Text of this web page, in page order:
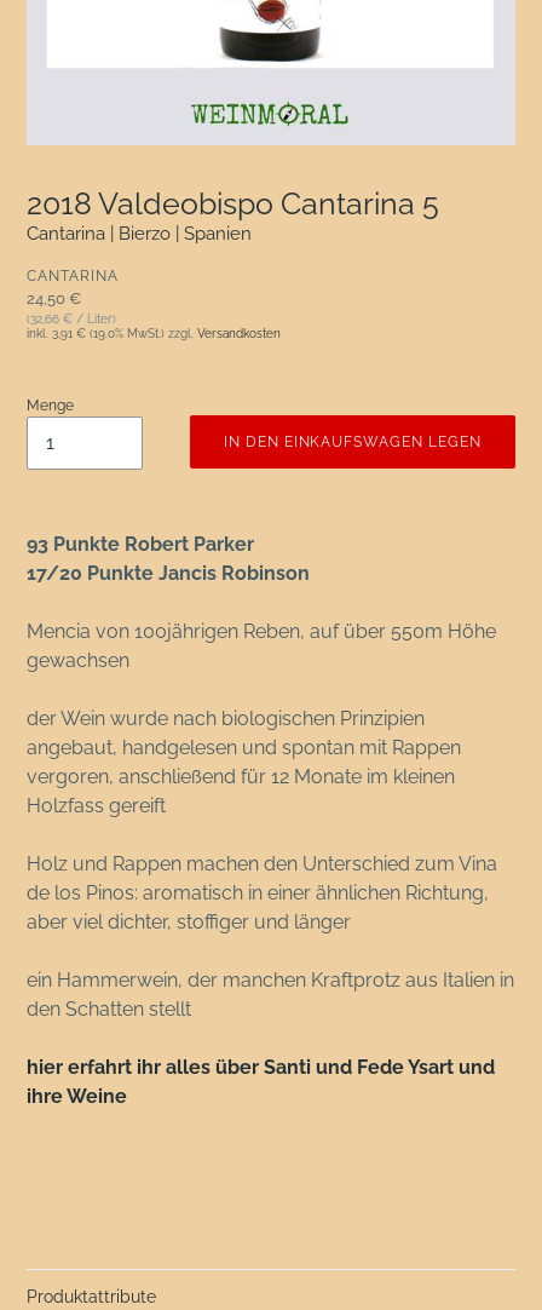
2018 Valdeobispo Cantarina 5
Cantarina | Bierzo | Spanien
VERKÄUFER
CANTARINA
Normaler Preis
24,50 €
(32,66 € / Liter)
inkl. 3,91 € (19.0% MwSt.) zzgl. Versandkosten
Menge
IN DEN EINKAUFSWAGEN LEGEN
93 Punkte Robert Parker
17/20 Punkte Jancis Robinson
Mencia von 100jährigen Reben, auf über 550m Höhe
gewachsen
der Wein wurde nach biologischen Prinzipien
angebaut, handgelesen und spontan mit Rappen
vergoren, anschließend für 12 Monate im kleinen
Holzfass gereift
Holz und Rappen machen den Unterschied zum Vina
de los Pinos: aromatisch in einer ähnlichen Richtung,
aber viel dichter, stoffiger und länger
ein Hammerwein, der manchen Kraftprotz aus Italien in
den Schatten stellt
hier erfahrt ihr alles über Santi und Fede Ysart und
ihre Weine
Produktattribute